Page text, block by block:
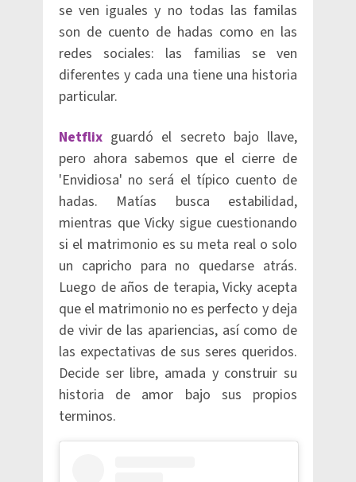
se ven iguales y no todas las familas
son de cuento de hadas como en las
redes sociales: las familias se ven
diferentes y cada una tiene una historia
particular.
Netflix guardó el secreto bajo llave,
pero ahora sabemos que el cierre de
'Envidiosa' no será el típico cuento de
hadas. Matías busca estabilidad,
mientras que Vicky sigue cuestionando
si el matrimonio es su meta real o solo
un capricho para no quedarse atrás.
Luego de años de terapia, Vicky acepta
que el matrimonio no es perfecto y deja
de vivir de las apariencias, así como de
las expectativas de sus seres queridos.
Decide ser libre, amada y construir su
historia de amor bajo sus propios
terminos.